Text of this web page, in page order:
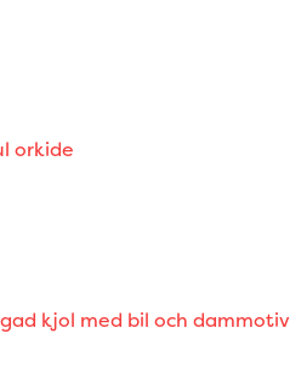
orkide
kjol med bil och dammotiv